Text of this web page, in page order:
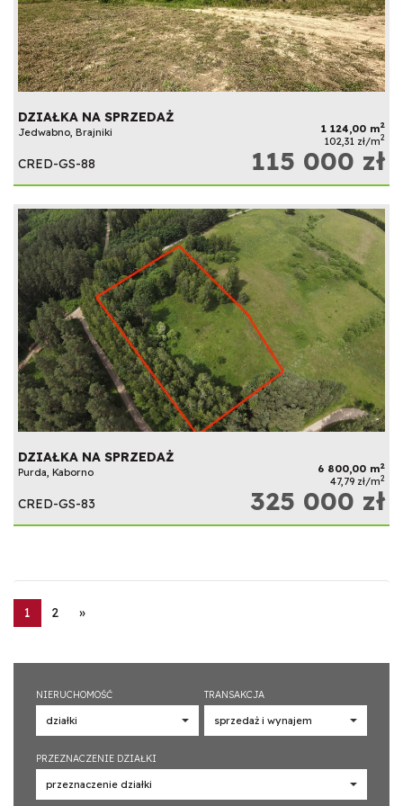
DZIAŁKA NA SPRZEDAŻ
Jedwabno, Brajniki 1 124,00 m2
102,31 zł/m2
CRED-GS-88 115 000 zł
DZIAŁKA NA SPRZEDAŻ
Purda, Kaborno 6 800,00 m2
47,79 zł/m2
CRED-GS-83 325 000 zł
1 2 »
NIERUCHOMOŚĆ TRANSAKCJA
PRZEZNACZENIE DZIAŁKI